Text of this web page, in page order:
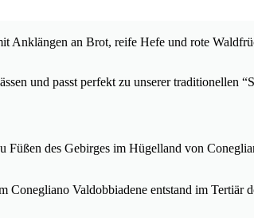
Anklängen an Brot, reife Hefe und rote
und passt perfekt zu unserer traditionellen
des Gebirges im Hügelland von
Valdobbiadene entstand im